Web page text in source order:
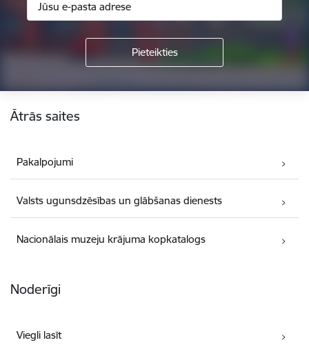
Ātrās saites
Pakalpojumi
Valsts ugunsdzēsības un glābšanas dienests
Nacionālais muzeju krājuma kopkatalogs
Noderīgi
Viegli lasīt